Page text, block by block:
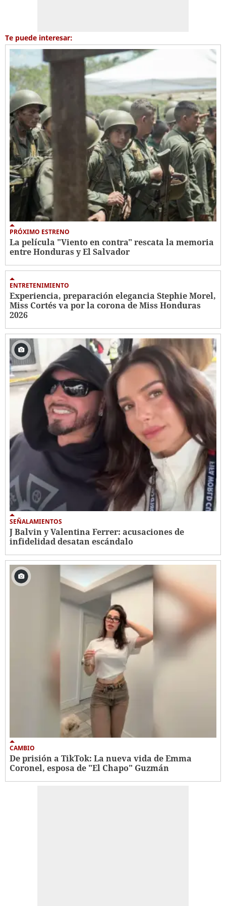
Te puede interesar:
PRÓXIMO ESTRENO
La película "Viento en contra" rescata la memoria
entre Honduras y El Salvador
ENTRETENIMIENTO
Experiencia, preparación elegancia Stephie Morel,
Miss Cortés va por la corona de Miss Honduras
2026
SEÑALAMIENTOS
J Balvin y Valentina Ferrer: acusaciones de
infidelidad desatan escándalo
CAMBIO
De prisión a TikTok: La nueva vida de Emma
Coronel, esposa de "El Chapo" Guzmán